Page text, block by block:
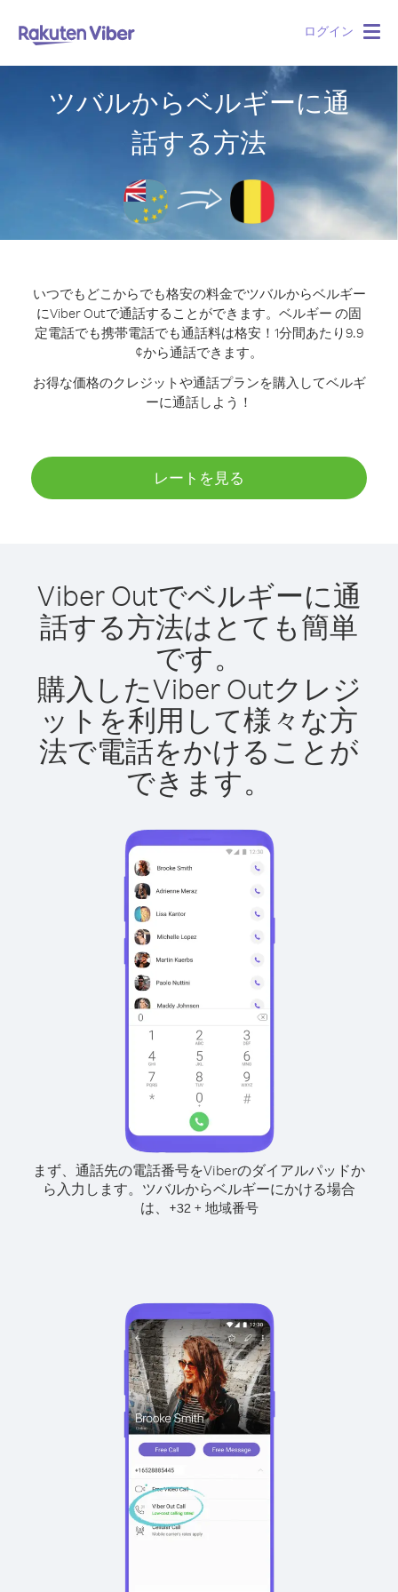
ログイン
ツバルからベルギーに通
話する方法
いつでもどこからでも格安の料金でツバルからベルギー
にViber Outで通話することができます。 ベルギー の固
定電話でも携帯電話でも通話料は格安！1分間あたり9.9
¢から通話できます。
お得な価格のクレジットや通話プランを購入してベルギ
ーに通話しよう！
レートを見る
Viber Outでベルギーに通
話する方法はとても簡単
です。
購入したViber Outクレジ
ットを利用して様々な方
法で電話をかけることが
できます。
まず、通話先の電話番号をViberのダイアルパッドか
ら入力します。 ツバルからベルギーにかける場合
は、
+32+ 地域番号